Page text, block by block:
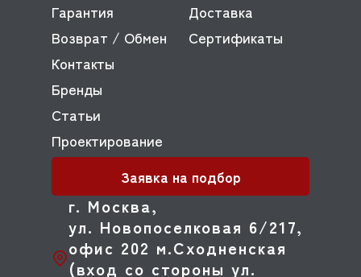
г. Москва,
ул. Новопоселковая 6/217,
офис 202 м.Сходненская
(вход со стороны ул.
Гарантия
Доставка
Возврат / Обмен
Сертификаты
Контакты
Бренды
Статьи
Проектирование
Заявка на подбор